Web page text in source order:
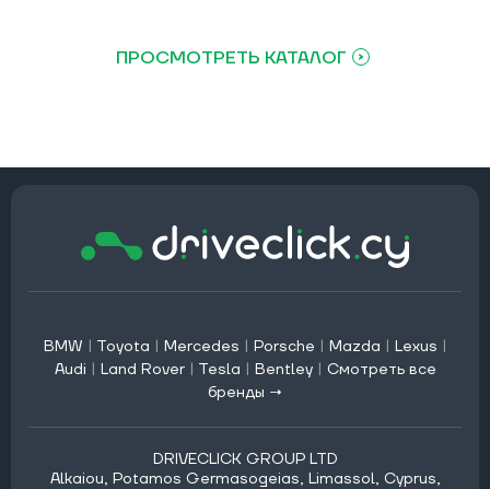
ПРОСМОТРЕТЬ КАТАЛОГ
BMW | Toyota | Mercedes | Porsche | Mazda | Lexus |
Audi | Land Rover | Tesla | Bentley | Смотреть все
бренды →
DRIVECLICK GROUP LTD
Alkaiou, Potamos Germasogeias, Limassol, Cyprus,